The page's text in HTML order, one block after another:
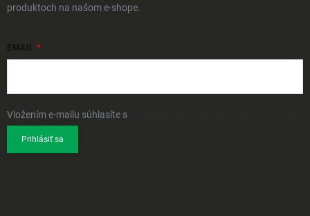
produktoch na našom e-shope.
EMAIL
Vložením e-mailu súhlasíte s
Prihlásiť sa